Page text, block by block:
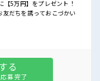
5万円】をプレゼント！
だちを誘っておこづかい
る
募完了